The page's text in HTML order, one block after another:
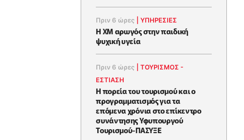
Πριν 6 ώρες |ΥΠΗΡΕΣΙΕΣ
Η XM αρωγός στην παιδική
ψυχική υγεία
Πριν 6 ώρες |ΤΟΥΡΙΣΜΟΣ -
ΕΣΤΙΑΣΗ
Η πορεία του τουρισμού και ο
προγραμματισμός για τα
επόμενα χρόνια στο επίκεντρο
συνάντησης Υφυπουργού
Τουρισμού-ΠΑΣΥΞΕ